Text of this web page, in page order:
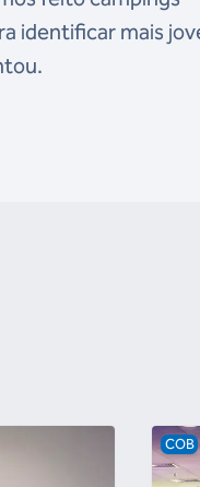
identificar mais
COB